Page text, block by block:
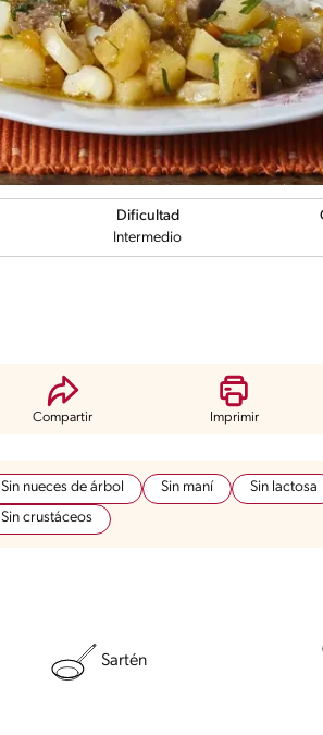
Dificultad
Intermedio
Compartir Imprimir
Sin nueces de árbol Sin maní Sin lactosa
Sin crustáceos
Sartén